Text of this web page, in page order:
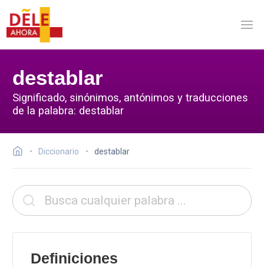
destablar
Significado, sinónimos, antónimos y traducciones
de la palabra: destablar
Diccionario destablar
Definiciones